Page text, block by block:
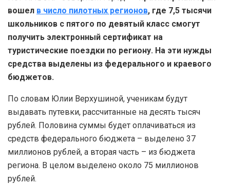
вошел в число пилотных регионов, где 7,5 тысячи
школьников с пятого по девятый класс смогут
получить электронный сертификат на
туристические поездки по региону. На эти нужды
средства выделены из федерального и краевого
бюджетов.
По словам Юлии Верхушиной, ученикам будут
выдавать путевки, рассчитанные на десять тысяч
рублей. Половина суммы будет оплачиваться из
средств федерального бюджета – выделено 37
миллионов рублей, а вторая часть – из бюджета
региона. В целом выделено около 75 миллионов
рублей.